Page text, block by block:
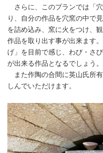
さらに、このプランでは「
り、自分の作品を穴窯の中で
を詰め込み、窯に火をつけ、
作品を取り出す事が出来ます
げ」を目前で感じ、わび・さ
が出来る作品となるでしょう。
また作陶の合間に英山氏所
しんでいただけます。